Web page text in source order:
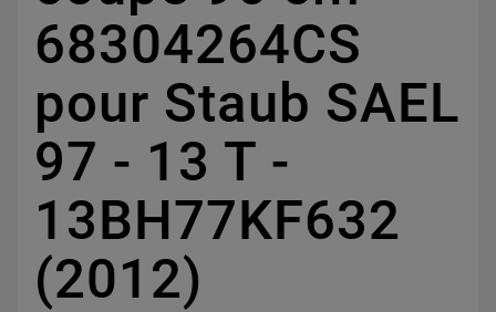
68304264CS
pour Staub SAEL
97 - 13 T -
13BH77KF632
(2012)